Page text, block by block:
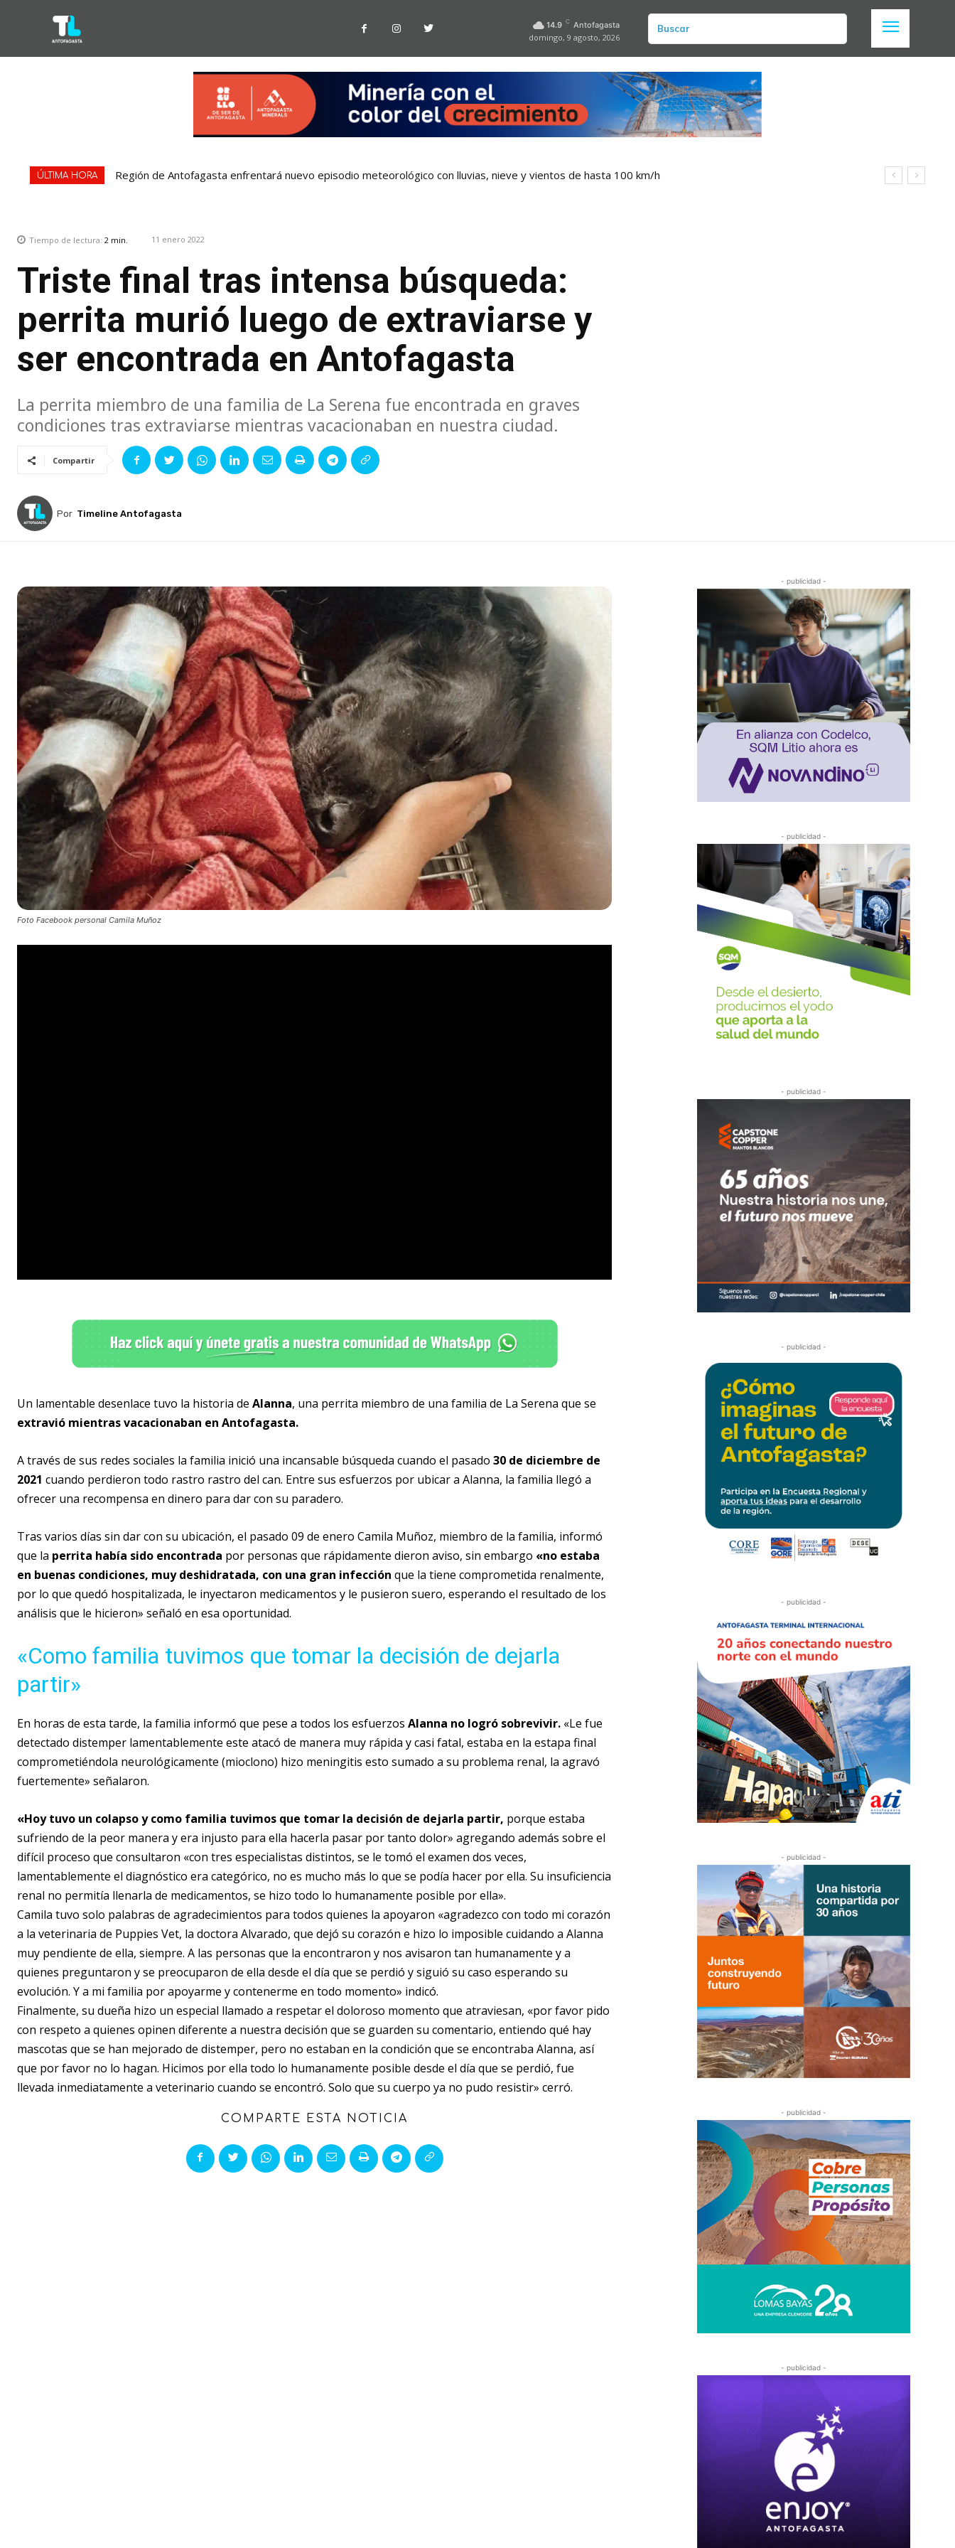
14.9 C Antofagasta
domingo, 9 agosto, 2026
Buscar
ÚLTIMA HORA Región de Antofagasta enfrentará nuevo episodio meteorológico con lluvias, nieve y vientos de hasta 100 km/h
Tiempo de lectura: 2 min. 11 enero 2022
Triste final tras intensa búsqueda:
perrita murió luego de extraviarse y
ser encontrada en Antofagasta
La perrita miembro de una familia de La Serena fue encontrada en graves
condiciones tras extraviarse mientras vacacionaban en nuestra ciudad.
Compartir
Por Timeline Antofagasta
Foto Facebook personal Camila Muñoz
Un lamentable desenlace tuvo la historia de Alanna, una perrita miembro de una familia de La Serena que se
extravió mientras vacacionaban en Antofagasta.
A través de sus redes sociales la familia inició una incansable búsqueda cuando el pasado 30 de diciembre de
2021 cuando perdieron todo rastro rastro del can. Entre sus esfuerzos por ubicar a Alanna, la familia llegó a
ofrecer una recompensa en dinero para dar con su paradero.
Tras varios días sin dar con su ubicación, el pasado 09 de enero Camila Muñoz, miembro de la familia, informó
que la perrita había sido encontrada por personas que rápidamente dieron aviso, sin embargo «no estaba
en buenas condiciones, muy deshidratada, con una gran infección que la tiene comprometida renalmente,
por lo que quedó hospitalizada, le inyectaron medicamentos y le pusieron suero, esperando el resultado de los
análisis que le hicieron» señaló en esa oportunidad.
«Como familia tuvimos que tomar la decisión de dejarla
partir»
En horas de esta tarde, la familia informó que pese a todos los esfuerzos Alanna no logró sobrevivir. «Le fue
detectado distemper lamentablemente este atacó de manera muy rápida y casi fatal, estaba en la estapa final
comprometiéndola neurológicamente (mioclono) hizo meningitis esto sumado a su problema renal, la agravó
fuertemente» señalaron.
«Hoy tuvo un colapso y como familia tuvimos que tomar la decisión de dejarla partir, porque estaba
sufriendo de la peor manera y era injusto para ella hacerla pasar por tanto dolor» agregando además sobre el
difícil proceso que consultaron «con tres especialistas distintos, se le tomó el examen dos veces,
lamentablemente el diagnóstico era categórico, no es mucho más lo que se podía hacer por ella. Su insuficiencia
renal no permitía llenarla de medicamentos, se hizo todo lo humanamente posible por ella».
Camila tuvo solo palabras de agradecimientos para todos quienes la apoyaron «agradezco con todo mi corazón
a la veterinaria de Puppies Vet, la doctora Alvarado, que dejó su corazón e hizo lo imposible cuidando a Alanna
muy pendiente de ella, siempre. A las personas que la encontraron y nos avisaron tan humanamente y a
quienes preguntaron y se preocuparon de ella desde el día que se perdió y siguió su caso esperando su
evolución. Y a mi familia por apoyarme y contenerme en todo momento» indicó.
Finalmente, su dueña hizo un especial llamado a respetar el doloroso momento que atraviesan, «por favor pido
con respeto a quienes opinen diferente a nuestra decisión que se guarden su comentario, entiendo qué hay
mascotas que se han mejorado de distemper, pero no estaban en la condición que se encontraba Alanna, así
que por favor no lo hagan. Hicimos por ella todo lo humanamente posible desde el día que se perdió, fue
llevada inmediatamente a veterinario cuando se encontró. Solo que su cuerpo ya no pudo resistir» cerró.
COMPARTE ESTA NOTICIA
- publicidad -
- publicidad -
- publicidad -
- publicidad -
- publicidad -
- publicidad -
- publicidad -
- publicidad -